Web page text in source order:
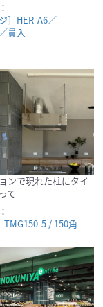
］HER-A6／
貫入
ンで現れた柱にタイ
て
5 / 150角